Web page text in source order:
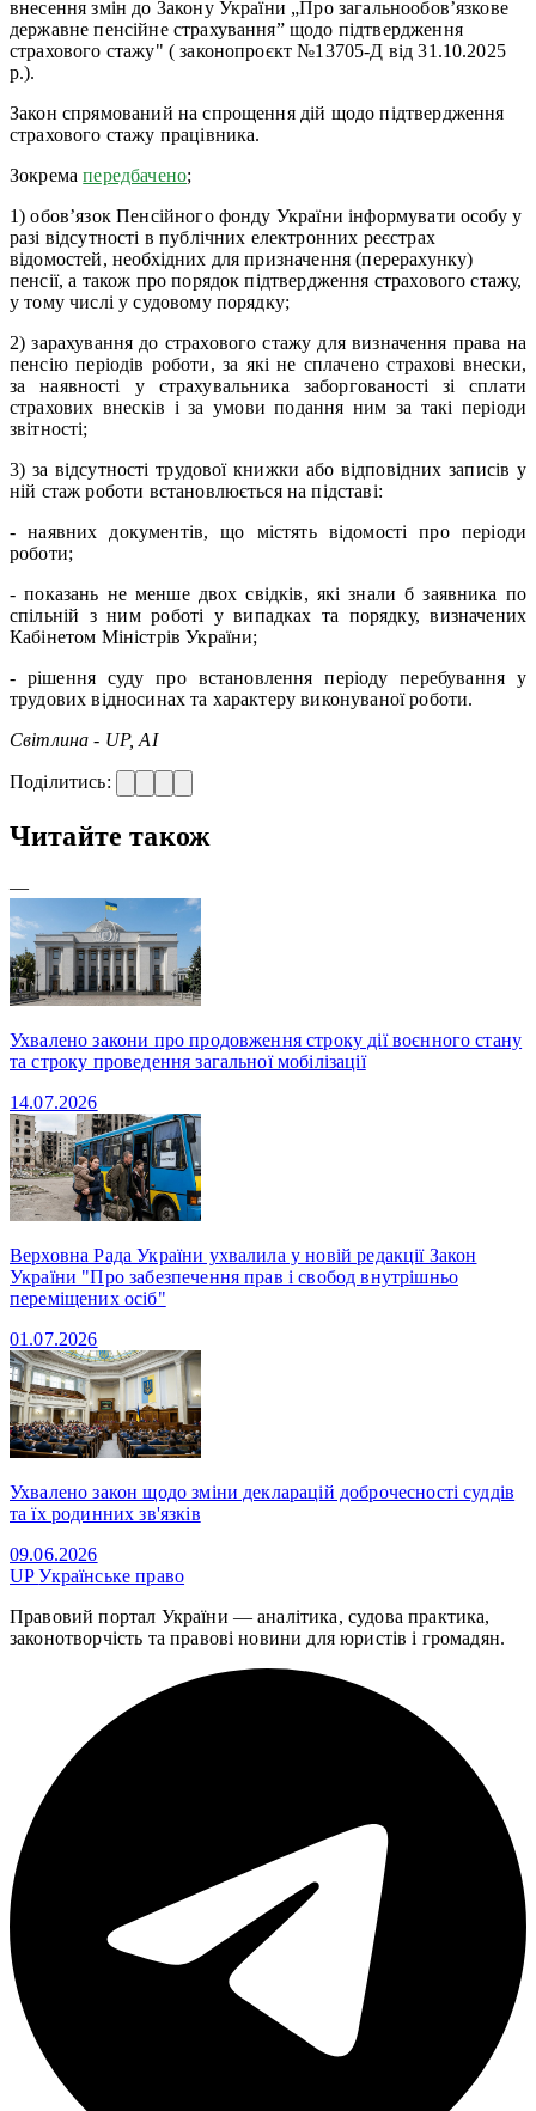
внесення змін до Закону України „Про загальнообов’язкове
державне пенсійне страхування” щодо підтвердження
страхового стажу" ( законопроєкт №13705-Д від 31.10.2025
р.).
Закон спрямований на спрощення дій щодо підтвердження
страхового стажу працівника.
Зокремапередбачено;
1) обов’язок Пенсійного фонду України інформувати особу у
разі відсутності в публічних електронних реєстрах
відомостей, необхідних для призначення (перерахунку)
пенсії, а також про порядок підтвердження страхового стажу,
у тому числі у судовому порядку;
2) зарахування до страхового стажу для визначення права на
пенсію періодів роботи, за які не сплачено страхові внески,
за наявності у страхувальника заборгованості зі сплати
страхових внесків і за умови подання ним за такі періоди
звітності;
3) за відсутності трудової книжки або відповідних записів у
ній стаж роботи встановлюється на підставі:
- наявних документів, що містять відомості про періоди
роботи;
- показань не менше двох свідків, які знали б заявника по
спільній з ним роботі у випадках та порядку, визначених
Кабінетом Міністрів України;
- рішення суду про встановлення періоду перебування у
трудових відносинах та характеру виконуваної роботи.
Світлина - UP, AI
Поділитись:
Читайте також
—
Ухвалено закони про продовження строку дії воєнного стану
та строку проведення загальної мобілізації
14.07.2026
Верховна Рада України ухвалила у новій редакції Закон
України "Про забезпечення прав і свобод внутрішньо
переміщених осіб"
01.07.2026
Ухвалено закон щодо зміни декларацій доброчесності суддів
та їх родинних зв'язків
09.06.2026
UPУкраїнське право
Правовий портал України — аналітика, судова практика,
законотворчість та правові новини для юристів і громадян.